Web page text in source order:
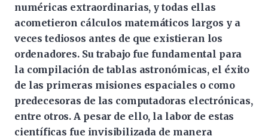
numéricas extraordinarias, y todas ellas
acometieron cálculos matemáticos largos y a
veces tediosos antes de que existieran los
ordenadores. Su trabajo fue fundamental para
la compilación de tablas astronómicas, el éxito
de las primeras misiones espaciales o como
predecesoras de las computadoras electrónicas,
entre otros. A pesar de ello, la labor de estas
científicas fue invisibilizada de manera